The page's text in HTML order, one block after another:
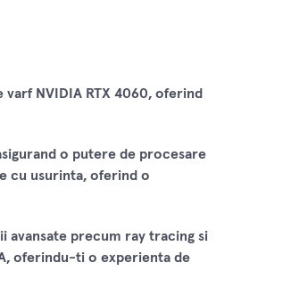
NVIDIA RTX 4060, oferind
o putere de procesare
cu usurinta, oferind o
avansate precum ray tracing si
oferindu-ti o experienta de